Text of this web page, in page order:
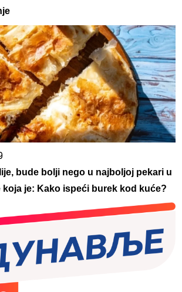
bude bolji nego u najboljoj pekari u
koja je: Kako ispeći burek kod kuće?